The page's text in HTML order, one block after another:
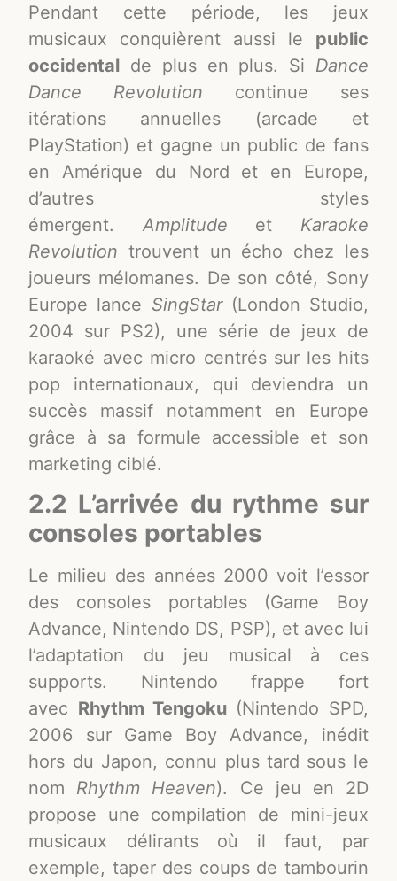
Pendant cette période, les jeux
musicaux conquièrent aussi le public
occidental de plus en plus. Si Dance
Dance Revolution continue ses
itérations annuelles (arcade et
PlayStation) et gagne un public de fans
en Amérique du Nord et en Europe,
d’autres styles
émergent. Amplitude et Karaoke
Revolution trouvent un écho chez les
joueurs mélomanes. De son côté, Sony
Europe lance SingStar(London Studio,
2004 sur PS2), une série de jeux de
karaoké avec micro centrés sur les hits
pop internationaux, qui deviendra un
succès massif notamment en Europe
grâce à sa formule accessible et son
marketing ciblé.
2.2 L’arrivée du rythme sur
consoles portables
Le milieu des années 2000 voit l’essor
des consoles portables (Game Boy
Advance, Nintendo DS, PSP), et avec lui
l’adaptation du jeu musical à ces
supports. Nintendo frappe fort
avec Rhythm Tengoku (Nintendo SPD,
2006 sur Game Boy Advance, inédit
hors du Japon, connu plus tard sous le
nom Rhythm Heaven). Ce jeu en 2D
propose une compilation de mini-jeux
musicaux délirants où il faut, par
exemple, taper des coups de tambourin